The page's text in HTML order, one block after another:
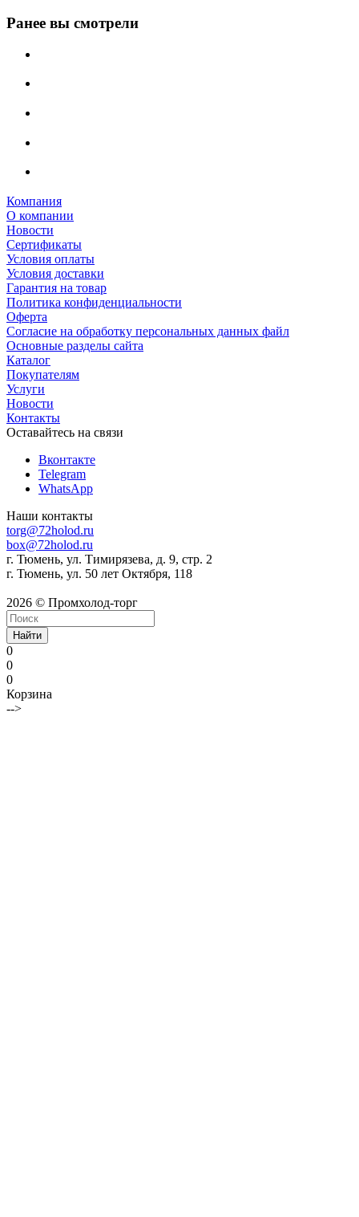
Ранее вы смотрели
Компания
О компании
Новости
Сертификаты
Условия оплаты
Условия доставки
Гарантия на товар
Политика конфиденциальности
Оферта
Согласие на обработку персональных данных файл
Основные разделы сайта
Каталог
Покупателям
Услуги
Новости
Контакты
Оставайтесь на связи
Вконтакте
Telegram
WhatsApp
Наши контакты
torg@72holod.ru
box@72holod.ru
г. Тюмень, ул. Тимирязева, д. 9, стр. 2
г. Тюмень, ул. 50 лет Октября, 118
2026 © Промхолод-торг
Найти
0
0
0
Корзина
-->